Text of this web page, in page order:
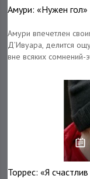
Амури: «Нужен гол»
Амури впечетлен
Д’Ивуара, делится
вне всяких сомнений-
Торрес: «Я